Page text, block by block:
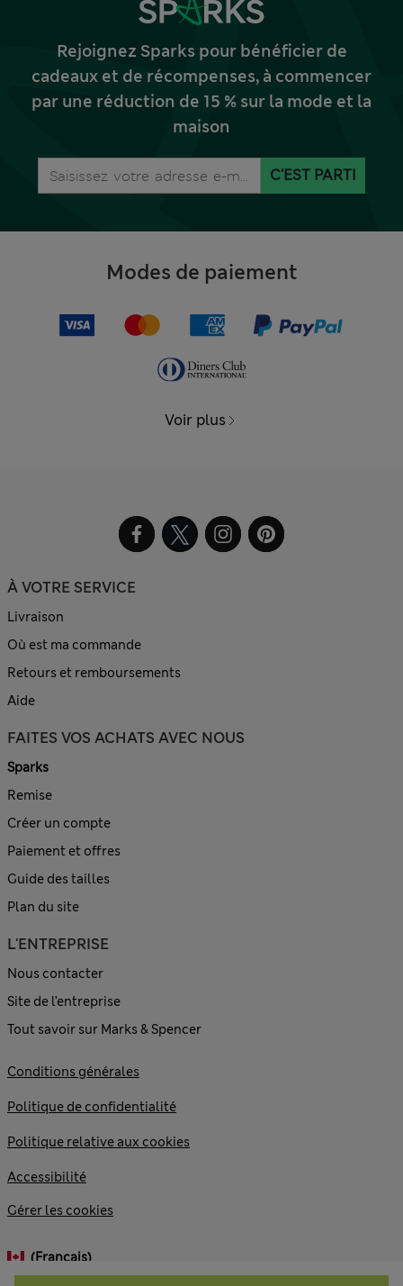
Rejoignez Sparks pour bénéficier de
cadeaux et de récompenses, à commencer
par une réduction de 15 % sur la mode et la
maison
C'EST PARTI
Modes de paiement
Voir plus
À VOTRE SERVICE
Livraison
Où est ma commande
Retours et remboursements
Aide
FAITES VOS ACHATS AVEC NOUS
Sparks
Remise
Créer un compte
Paiement et offres
Guide des tailles
Plan du site
L'ENTREPRISE
Nous contacter
Site de l’entreprise
Tout savoir sur Marks & Spencer
Conditions générales
Politique de confidentialité
Politique relative aux cookies
Accessibilité
Gérer les cookies
(français)